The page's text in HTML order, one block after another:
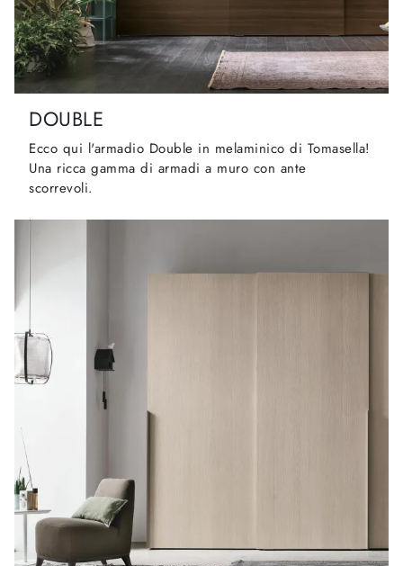
DOUBLE
Ecco qui l'armadio Double in melaminico di Tomasella!
Una ricca gamma di armadi a muro con ante
scorrevoli.